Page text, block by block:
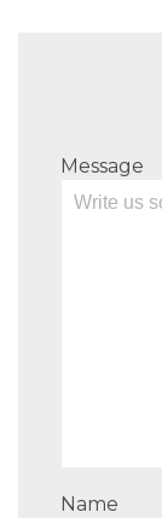
Message
Name